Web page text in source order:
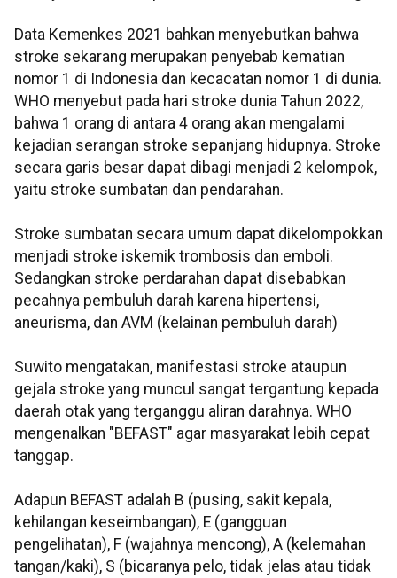
Data Kemenkes 2021 bahkan menyebutkan bahwa
stroke sekarang merupakan penyebab kematian
nomor 1 di Indonesia dan kecacatan nomor 1 di dunia.
WHO menyebut pada hari stroke dunia Tahun 2022,
bahwa 1 orang di antara 4 orang akan mengalami
kejadian serangan stroke sepanjang hidupnya. Stroke
secara garis besar dapat dibagi menjadi 2 kelompok,
yaitu stroke sumbatan dan pendarahan.
Stroke sumbatan secara umum dapat dikelompokkan
menjadi stroke iskemik trombosis dan emboli.
Sedangkan stroke perdarahan dapat disebabkan
pecahnya pembuluh darah karena hipertensi,
aneurisma, dan AVM (kelainan pembuluh darah)
Suwito mengatakan, manifestasi stroke ataupun
gejala stroke yang muncul sangat tergantung kepada
daerah otak yang terganggu aliran darahnya. WHO
mengenalkan "BEFAST" agar masyarakat lebih cepat
tanggap.
Adapun BEFAST adalah B (pusing, sakit kepala,
kehilangan keseimbangan), E (gangguan
pengelihatan), F (wajahnya mencong), A (kelemahan
tangan/kaki), S (bicaranya pelo, tidak jelas atau tidak